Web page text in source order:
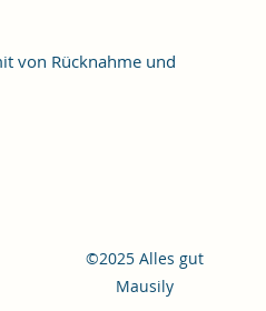
von Rücknahme und
©2025 Alles gut
Mausily